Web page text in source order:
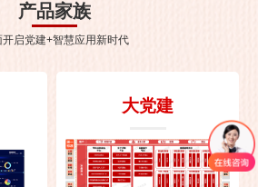
产品家族
开启党建+智慧应用新时代
大党建